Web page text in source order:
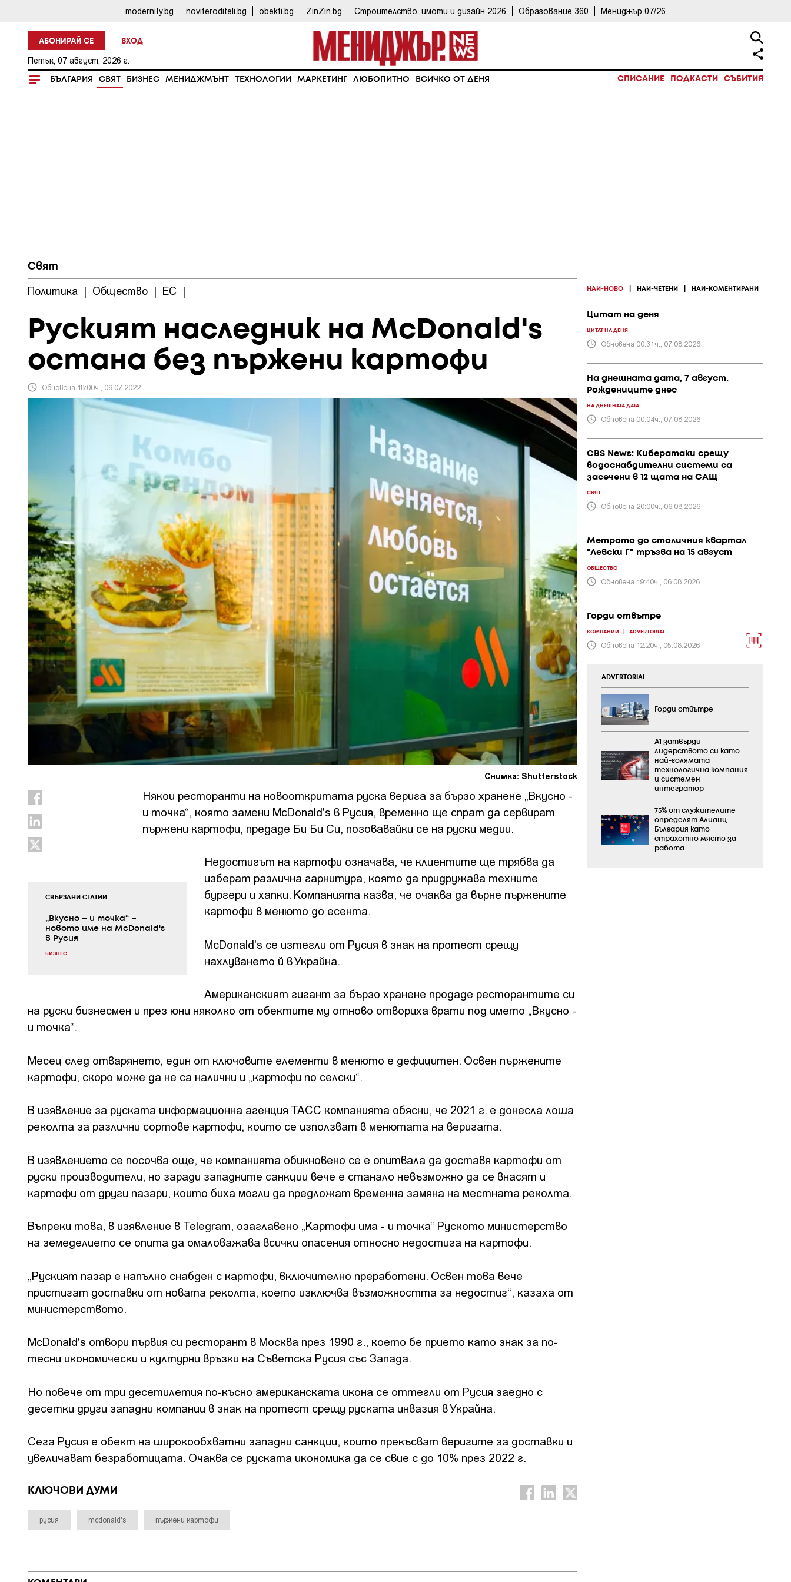
modernity.bg noviteroditeli.bg obekti.bg ZinZin.bg Строителство, имоти и дизайн 2026 Образование 360 Мениджър 07/26
АБОНИРАЙ СЕ ВХОД
Петък, 07 август, 2026 г.
БЪЛГАРИЯ СВЯТ БИЗНЕС МЕНИДЖМЪНТ ТЕХНОЛОГИИ МАРКЕТИНГ ЛЮБОПИТНО ВСИЧКО ОТ ДЕНЯ СПИСАНИЕ ПОДКАСТИ СЪБИТИЯ
Свят
Политика | Общество | ЕС |
Руският наследник на McDonald's
остана без пържени картофи
Обновена 18:00ч., 09.07.2022
Снимка: Shutterstock
СВЪРЗАНИ СТАТИИ
„Вкусно – и точка“ –
новото име на McDonald's
в Русия
БИЗНЕС
Някои ресторанти на новооткритата руска верига за бързо хранене „Вкусно -
и точка“, която замени McDonald's в Русия, временно ще спрат да сервират
пържени картофи, предаде Би Би Си, позовавайки се на руски медии.
Недостигът на картофи означава, че клиентите ще трябва да
изберат различна гарнитура, която да придружава техните
бургери и хапки. Компанията казва, че очаква да върне пържените
картофи в менюто до есента.
McDonald's се изтегли от Русия в знак на протест срещу
нахлуването й в Украйна.
Американският гигант за бързо хранене продаде ресторантите си
на руски бизнесмен и през юни няколко от обектите му отново отвориха врати под името „Вкусно -
и точка“.
Месец след отварянето, един от ключовите елементи в менюто е дефицитен. Освен пържените
картофи, скоро може да не са налични и „картофи по селски“.
В изявление за руската информационна агенция ТАСС компанията обясни, че 2021 г. е донесла лоша
реколта за различни сортове картофи, които се използват в менютата на веригата.
В изявлението се посочва още, че компанията обикновено се е опитвала да доставя картофи от
руски производители, но заради западните санкции вече е станало невъзможно да се внасят и
картофи от други пазари, които биха могли да предложат временна замяна на местната реколта.
Въпреки това, в изявление в Telegram, озаглавено „Картофи има - и точка“ Руското министерство
на земеделието се опита да омаловажава всички опасения относно недостига на картофи.
„Руският пазар е напълно снабден с картофи, включително преработени. Освен това вече
пристигат доставки от новата реколта, което изключва възможността за недостиг“, казаха от
министерството.
McDonald's отвори първия си ресторант в Москва през 1990 г., което бе прието като знак за по-
тесни икономически и културни връзки на Съветска Русия със Запада.
Но повече от три десетилетия по-късно американската икона се оттегли от Русия заедно с
десетки други западни компании в знак на протест срещу руската инвазия в Украйна.
Сега Русия е обект на широкообхватни западни санкции, които прекъсват веригите за доставки и
увеличават безработицата. Очаква се руската икономика да се свие с до 10% през 2022 г.
КЛЮЧОВИ ДУМИ
русия mcdonald's пържени картофи
НАЙ-НОВО НАЙ-ЧЕТЕНИ НАЙ-КОМЕНТИРАНИ
Цитат на деня
ЦИТАТ НА ДЕНЯ
Обновена 00:31ч., 07.08.2026
На днешната дата, 7 август.
Рождениците днес
НА ДНЕШНАТА ДАТА
Обновена 00:04ч., 07.08.2026
CBS News: Кибератаки срещу
водоснабдителни системи са
засечени в 12 щата на САЩ
СВЯТ
Обновена 20:00ч., 06.08.2026
Метрото до столичния квартал
"Левски Г" тръгва на 15 август
ОБЩЕСТВО
Обновена 19:40ч., 06.08.2026
Горди отвътре
КОМПАНИИ ADVERTORIAL
Обновена 12:20ч., 05.08.2026
ADVERTORIAL
Горди отвътре
А1 затвърди
лидерството си като
най-голямата
технологична компания
и системен
интегратор
75% от служителите
определят Алианц
България като
страхотно място за
работа